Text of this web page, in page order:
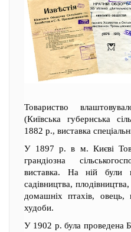
Товариство
(Київська губернська
1882 р., виставка
У 1897 р. в м. Києві
грандіозна
виставка. На ній були
садівництва,
домашніх птахів, овець,
худоби.
У 1902 р. була проведена